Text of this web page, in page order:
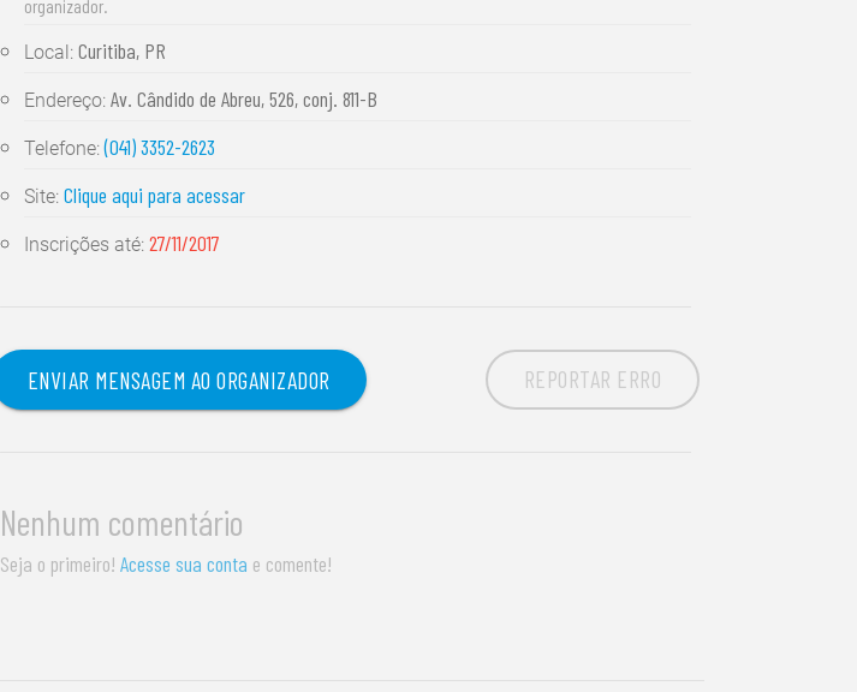
organizador.
Local:Curitiba, PR
Endereço:Av. Cândido de Abreu, 526, conj. 811-B
Telefone:(041) 3352-2623
Site:Clique aqui para acessar
Inscrições até:27/11/2017
ENVIAR MENSAGEM AO ORGANIZADOR REPORTAR ERRO
Nenhum comentário
Seja o primeiro!Acesse sua conta e comente!